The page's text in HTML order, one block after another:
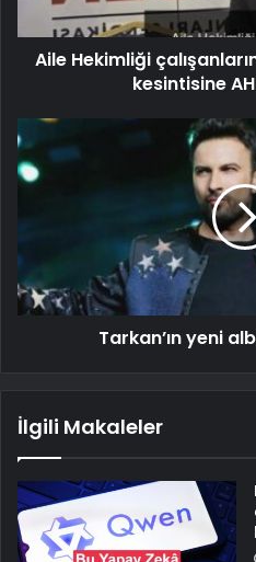
Aile Hekimliği
kesintisine
Tarkan’ın yeni
İlgili Makaleler